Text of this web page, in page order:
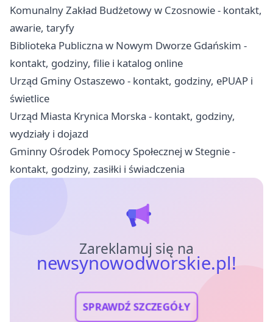
Komunalny Zakład Budżetowy w Czosnowie - kontakt,
awarie, taryfy
Biblioteka Publiczna w Nowym Dworze Gdańskim -
kontakt, godziny, filie i katalog online
Urząd Gminy Ostaszewo - kontakt, godziny, ePUAP i
świetlice
Urząd Miasta Krynica Morska - kontakt, godziny,
wydziały i dojazd
Gminny Ośrodek Pomocy Społecznej w Stegnie -
kontakt, godziny, zasiłki i świadczenia
Zareklamuj się na
newsynowodworskie.pl!
SPRAWDŹ SZCZEGÓŁY